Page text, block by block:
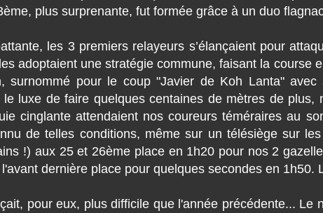
plus surprenante, fut formée grâce à un duo
les 3 premiers relayeurs s’élançaient pour
adoptaient une stratégie commune, faisant la course
surnommé pour le coup "Javier de Koh Lanta"
le luxe de faire quelques centaines de mètres de
cinglante attendaient nos coureurs téméraires au
de telles conditions, même sur un télésiège sur
!) aux 25 et 26ème place en 1h20 pour nos 2
dernière place pour quelques secondes en 1h50.
pour eux, plus difficile que l'année précédente...